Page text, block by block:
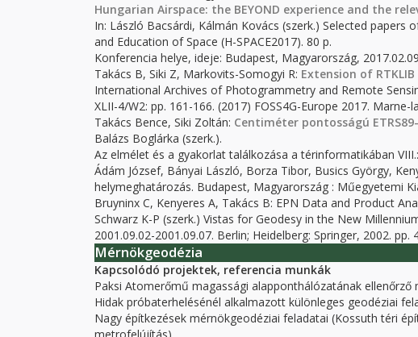
Hungarian Airspace: the BEYOND experience and the
In: László Bacsárdi, Kálmán Kovács (szerk.) Selected
and Education of Space (H-SPACE2017). 80 p.
Konferencia helye, ideje: Budapest, Magyarország,
Takács B, Siki Z, Markovits-Somogyi R: Extension of
International Archives of Photogrammetry and Remote
XLII-4/W2: pp. 161-166. (2017) FOSS4G-Europe 2017.
Takács Bence, Siki Zoltán: Centiméter pontosságú
Balázs Boglárka (szerk.).
Az elmélet és a gyakorlat találkozása a térinformatikában
Ádám József, Bányai László, Borza Tibor, Busics György,
helymeghatározás. Budapest, Magyarország : Műegyetemi
Bruyninx C, Kenyeres A, Takács B: EPN Data and Product
Schwarz K-P (szerk.) Vistas for Geodesy in the New
2001.09.02-2001.09.07. Berlin; Heidelberg: Springer, 2002. pp.
Mérnökgeodézia
Kapcsolódó projektek, referencia munkák
Paksi Atomerőmű magassági alapponthálózatának ellenőrző
Hidak próbaterhelésénél alkalmazott különleges geodéziai
Nagy építkezések mérnökgeodéziai feladatai (Kossuth téri